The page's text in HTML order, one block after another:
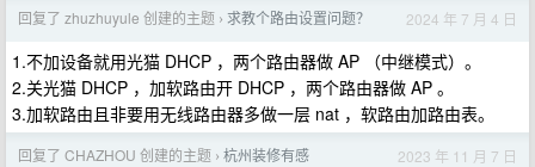
回复了 zhuzhuyule 创建的主题 › 求教个路由设置问题？ 2024 年 7 月 4 日
1.不加设备就用光猫 DHCP ，两个路由器做 AP （中继模式）。
2.关光猫 DHCP ，加软路由开 DHCP ，两个路由器做 AP 。
3.加软路由且非要用无线路由器多做一层 nat ，软路由加路由表。
回复了 CHAZHOU 创建的主题 › 杭州装修有感 2023 年 11 月 7 日